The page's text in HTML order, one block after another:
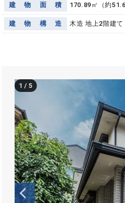
建 物 面 積 170.89㎡（約
建 物 構 造 木造 地上2階建て
1 /5